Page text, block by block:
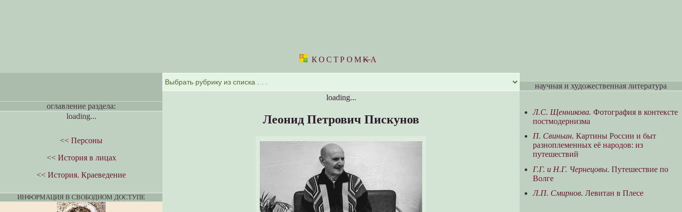
КОСТРОМKА
loading...
Леонид Петрович Пискунов
оглавление раздела:
loading...
<< Персоны
<< История в лицах
<< История. Краеведение
ИНФОРМАЦИЯ В СВОБОДНОМ ДОСТУПЕ
научная и художественная литература
Л.С. Щенникова. Фотография в контексте
постмодернизма
П. Свиньин. Картины России и быт
разноплеменных её народов: из
путешествий
Г.Г. и Н.Г. Чернецовы. Путешествие по
Волге
Л.П. Смирнов. Левитан в Плесе